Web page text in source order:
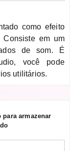
como efeito
em um
de som. É
você pode
utilitários.
armazenar